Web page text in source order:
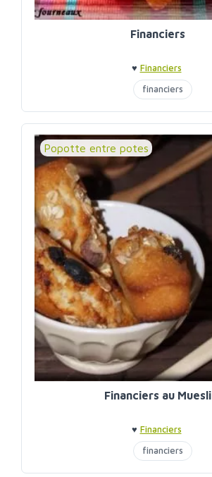
Financiers
♥ Financiers
financiers
Popotte entre potes
Financiers au Muesli
♥ Financiers
financiers